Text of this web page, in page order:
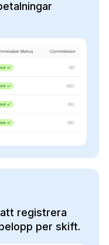
registrera
per skift.